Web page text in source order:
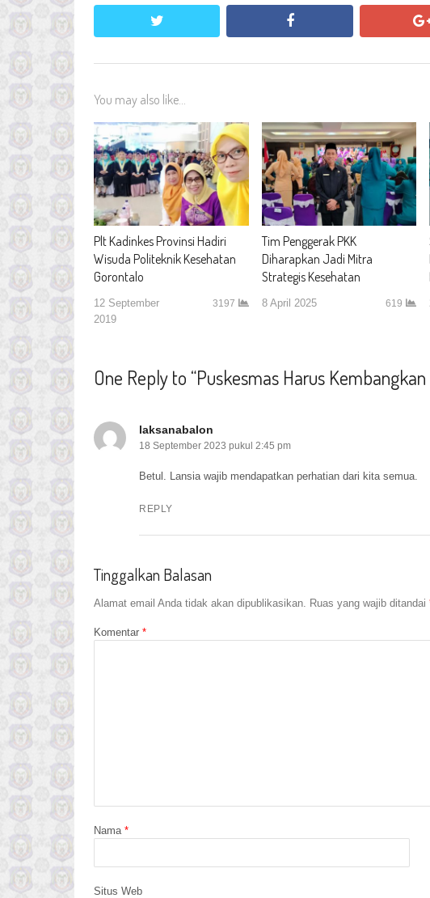
twitter facebook
You may also like...
Plt Kadinkes Provinsi Hadiri
Wisuda Politeknik Kesehatan
Gorontalo
12 September
2019
3197
Tim Penggerak PKK
Diharapkan Jadi Mitra
Strategis Kesehatan
8 April 2025 619
One Reply to “Puskesmas Harus
laksanabalon
18 September 2023 pukul 2:45 pm
Betul. Lansia wajib mendapatkan perhatian dari kita semua.
REPLY
Tinggalkan Balasan
Alamat email Anda tidak akan dipublikasikan. Ruas yang wajib ditandai
Komentar *
Nama *
Situs Web